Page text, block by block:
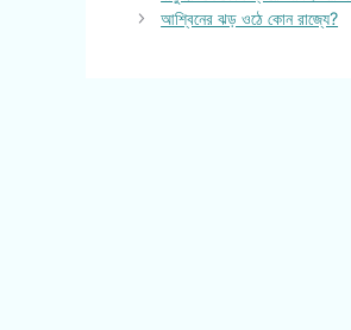
আশ্বিনের ঝড় ওঠে কোন রাজ্যে?